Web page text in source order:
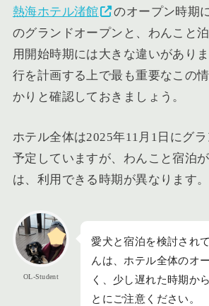
熱海ホテル渚館
のオープン時期
のグランドオープンと、わんこと
用開始時期には大きな違いがあり
行を計画する上で最も重要なこの
かりと確認しておきましょう。
ホテル全体は2025年11月1日にグ
予定していますが、わんこと宿泊
は、利用できる時期が異なります。
OL-Student
愛犬と宿泊を検討され
んは、ホテル全体のオ
く、少し遅れた時期か
とにご注意ください。